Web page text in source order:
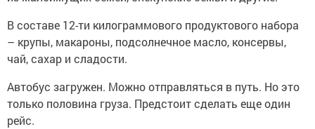
В составе 12-ти килограммового продуктового набора
– крупы, макароны, подсолнечное масло, консервы,
чай, сахар и сладости.
Автобус загружен. Можно отправляться в путь. Но это
только половина груза. Предстоит сделать еще один
рейс.